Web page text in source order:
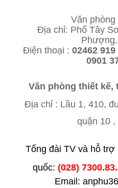
Văn phòng
Địa chỉ: Phố Tây
Điện thoại : 02462
0901
Văn phòng thiết kế,
Địa chỉ : Lầu 1, 410,
quận 10 ,
Tổng đài TV và hỗ trợ
quốc: (028)
Email: